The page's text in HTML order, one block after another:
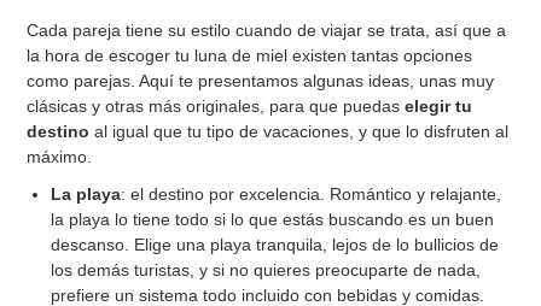
Cada pareja tiene su estilo cuando de viajar se trata, así que a
la hora de escoger tu luna de miel existen tantas opciones
como parejas. Aquí te presentamos algunas ideas, unas muy
clásicas y otras más originales, para que puedas elegir tu
destino al igual que tu tipo de vacaciones, y que lo disfruten al
máximo.
La playa: el destino por excelencia. Romántico y relajante,
la playa lo tiene todo si lo que estás buscando es un buen
descanso. Elige una playa tranquila, lejos de lo bullicios de
los demás turistas, y si no quieres preocuparte de nada,
prefiere un sistema todo incluido con bebidas y comidas.